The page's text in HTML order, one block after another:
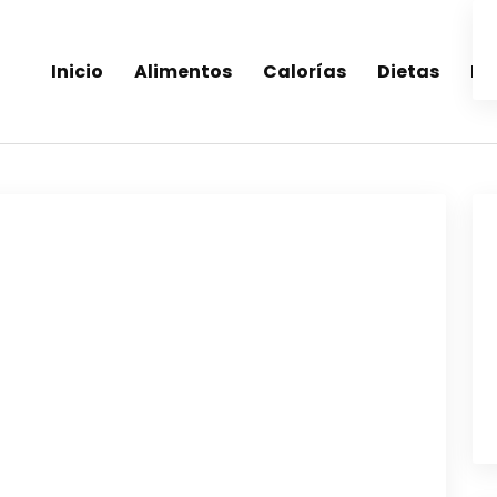
Inicio Alimentos Calorías Dietas